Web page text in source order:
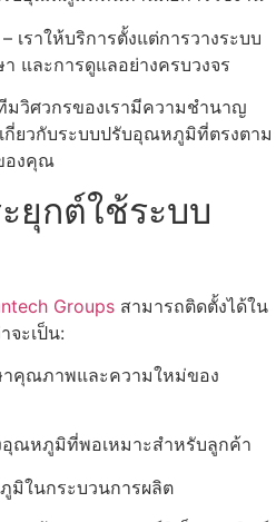
เราให้บริการตั้งแต่การวางระบบ
และการดูแลอย่างครบวงจร
วิศวกรของเรามีความชำนาญ
กี่ยวกับระบบปรับอุณหภูมิที่ตรงตาม
องคุณ
ยุกต์ใช้ระบบ
Groups สามารถติดตั้งได้ใน
จะเป็น:
าคุณภาพและความใหม่ของ
อุณหภูมิที่พอเหมาะสำหรับลูกค้า
มิในกระบวนการผลิต